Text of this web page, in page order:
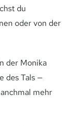
du
oder von der
der Monika
des Tals —
mehr